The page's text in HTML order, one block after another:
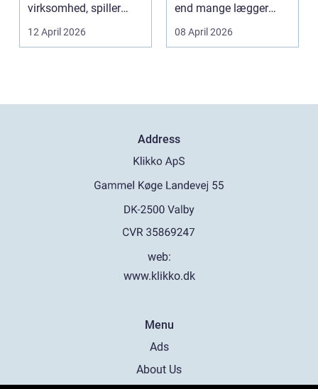
virksomhed, spiller
belægningen en helt
12 April 2026
end mange lægger
mærke til i hverdage...
08 April 2026
Address
web:
www.klikko.dk
Menu
Ads
About Us